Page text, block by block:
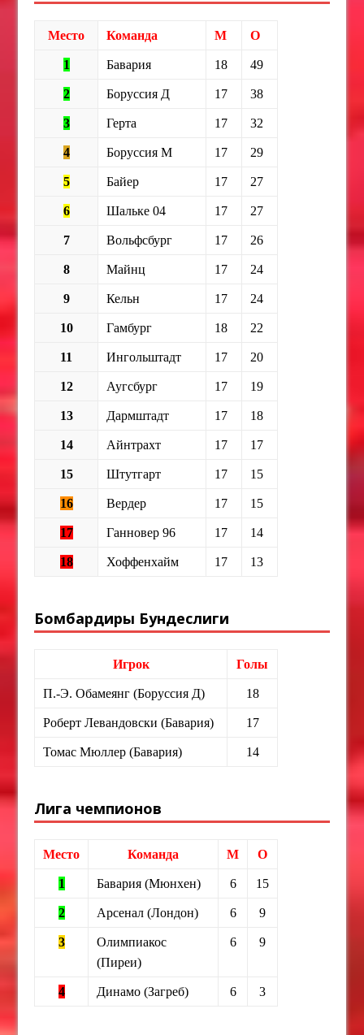
Место Команда М О
1 Бавария 18 49
2 Боруссия Д 17 38
3 Герта 17 32
4 Боруссия М 17 29
5 Байер 17 27
6 Шальке 04 17 27
7 Вольфсбург 17 26
8 Майнц 17 24
9 Кельн 17 24
10 Гамбург 18 22
11 Ингольштадт 17 20
12 Аугсбург 17 19
13 Дармштадт 17 18
14 Айнтрахт 17 17
15 Штутгарт 17 15
16 Вердер 17 15
17 Ганновер 96 17 14
18 Хоффенхайм 17 13
Бомбардиры Бундеслиги
Игрок Голы
П.-Э. Обамеянг (Боруссия Д) 18
Роберт Левандовски (Бавария) 17
Томас Мюллер (Бавария) 14
Лига чемпионов
Место Команда М О
1 Бавария (Мюнхен) 6 15
2 Арсенал (Лондон) 6 9
3
Олимпиакос
(Пиреи)
6 9
4 Динамо (Загреб) 6 3